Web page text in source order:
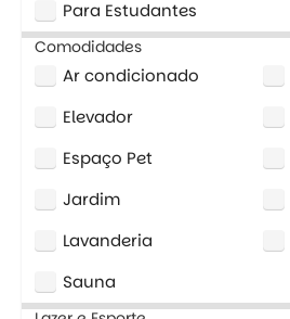
Para Estudantes
Comodidades
Ar condicionado
Elevador
Espaço Pet
Jardim
Lavanderia
Sauna